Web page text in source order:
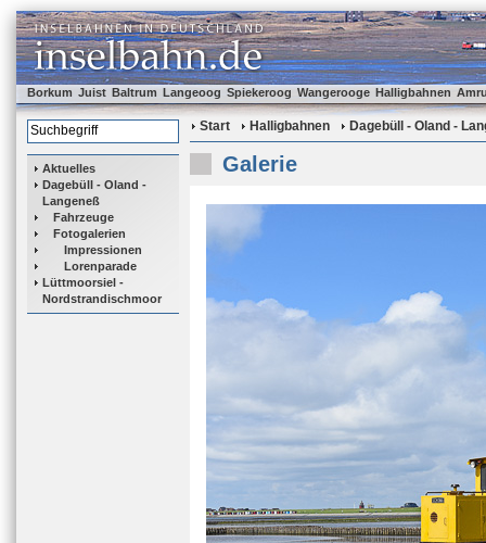
Borkum Juist Baltrum Langeoog Spiekeroog Wangerooge Halligbahnen
Aktuelles
Dagebüll - Oland -
Langeneß
Fahrzeuge
Fotogalerien
Impressionen
Lorenparade
Lüttmoorsiel -
Nordstrandischmoor
Start Halligbahnen Dagebüll - Oland -
Galerie